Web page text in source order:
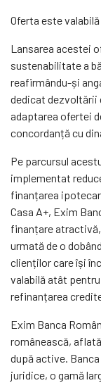
Oferta este
Lansarea acestei
sustenabilitate a
reafirmându-și
dedicat dezvoltării
adaptarea ofertei
concordanță cu
Pe parcursul
implementat
finanțarea
Casa A+, Exim
finanțare atractivă,
urmată de o
clienților care își
valabilă atât
refinanțarea
Exim Banca
românească,
după active.
juridice, o gamă